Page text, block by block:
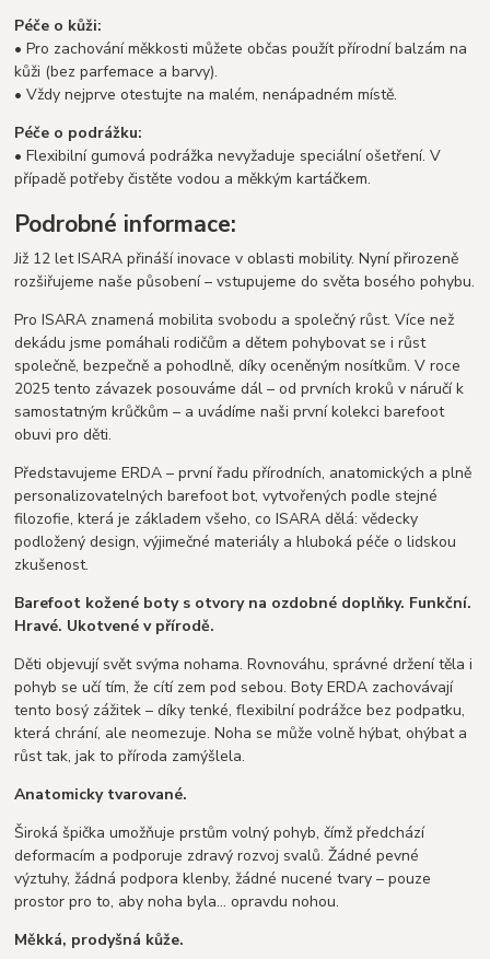
Péče o kůži:
• Pro zachování měkkosti můžete občas použít přírodní balzám na
kůži (bez parfemace a barvy).
• Vždy nejprve otestujte na malém, nenápadném místě.
Péče o podrážku:
• Flexibilní gumová podrážka nevyžaduje speciální ošetření. V
případě potřeby čistěte vodou a měkkým kartáčkem.
Podrobné informace:
Již 12 let ISARA přináší inovace v oblasti mobility. Nyní přirozeně
rozšiřujeme naše působení – vstupujeme do světa bosého pohybu.
Pro ISARA znamená mobilita svobodu a společný růst. Více než
dekádu jsme pomáhali rodičům a dětem pohybovat se i růst
společně, bezpečně a pohodlně, díky oceněným nosítkům. V roce
2025 tento závazek posouváme dál – od prvních kroků v náručí k
samostatným krůčkům – a uvádíme naši první kolekci barefoot
obuvi pro děti.
Představujeme ERDA – první řadu přírodních, anatomických a plně
personalizovatelných barefoot bot, vytvořených podle stejné
filozofie, která je základem všeho, co ISARA dělá: vědecky
podložený design, výjimečné materiály a hluboká péče o lidskou
zkušenost.
Barefoot kožené boty s otvory na ozdobné doplňky. Funkční.
Hravé. Ukotvené v přírodě.
Děti objevují svět svýma nohama. Rovnováhu, správné držení těla i
pohyb se učí tím, že cítí zem pod sebou. Boty ERDA zachovávají
tento bosý zážitek – díky tenké, flexibilní podrážce bez podpatku,
která chrání, ale neomezuje. Noha se může volně hýbat, ohýbat a
růst tak, jak to příroda zamýšlela.
Anatomicky tvarované.
Široká špička umožňuje prstům volný pohyb, čímž předchází
deformacím a podporuje zdravý rozvoj svalů. Žádné pevné
výztuhy, žádná podpora klenby, žádné nucené tvary – pouze
prostor pro to, aby noha byla… opravdu nohou.
Měkká, prodyšná kůže.